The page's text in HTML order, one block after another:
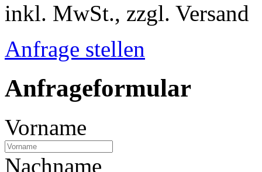
inkl. MwSt., zzgl. Versand
Anfrage stellen
Anfrageformular
Vorname
Nachname